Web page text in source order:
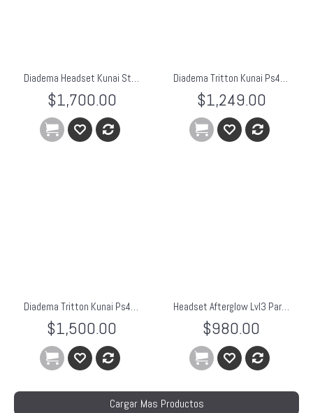
Diadema Headset Kunai Stereo Tritton Xbox One Pc Gamer
$1,700.00
Diadema Tritton Kunai Ps4 Ps3 Psvita Audifonos Microfono
$1,249.00
Diadema Tritton Kunai Ps4 Ps3 Psvita Audifonos Microfono BLANCO
$1,500.00
Headset Afterglow Lvl3 Para Xbox One
$980.00
Cargar Mas Productos